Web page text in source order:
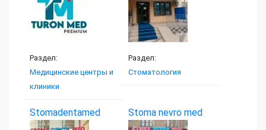
Раздел:
Медицинские центры и
клиники
Раздел:
Стоматология
Stomadentamed Stoma nevro med